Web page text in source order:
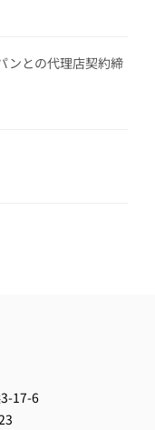
ンとの代理店契約締
3-17-6